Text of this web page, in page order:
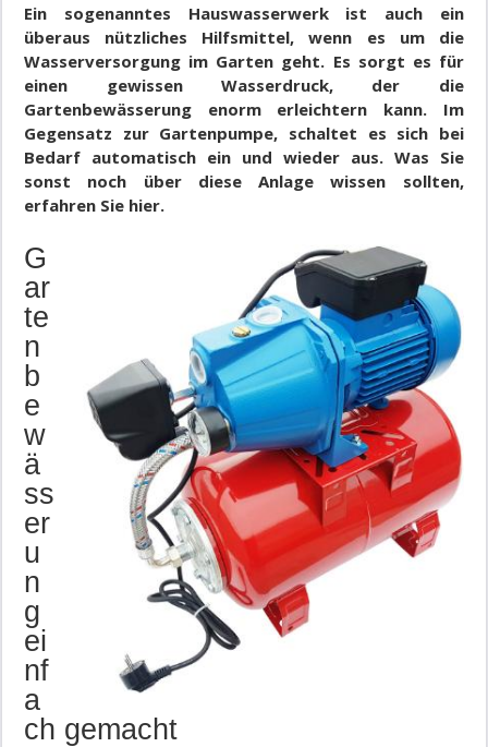
Ein sogenanntes Hauswasserwerk ist auch ein
überaus nützliches Hilfsmittel, wenn es um die
Wasserversorgung im Garten geht. Es sorgt es für
einen gewissen Wasserdruck, der die
Gartenbewässerung enorm erleichtern kann. Im
Gegensatz zur Gartenpumpe, schaltet es sich bei
Bedarf automatisch ein und wieder aus. Was Sie
sonst noch über diese Anlage wissen sollten,
erfahren Sie hier.
G
ar
te
n
b
e
w
ä
ss
er
u
n
g
ei
nf
a
ch gemacht